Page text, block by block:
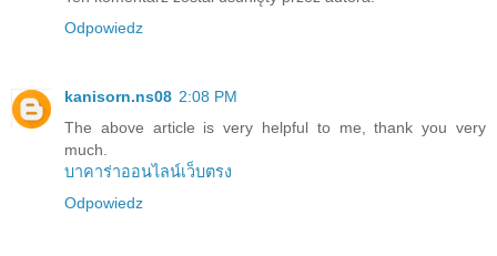
Odpowiedz
kanisorn.ns08 2:08 PM
The above article is very helpful to me, thank you very
much.
บาคาร่าออนไลน์เว็บตรง
Odpowiedz